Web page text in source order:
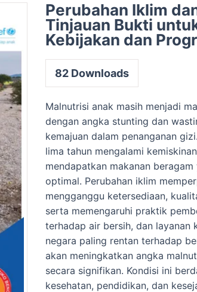
Perubahan Iklim
Tinjauan Bukti
Kebijakan dan
82 Downloads
Malnutrisi anak masih menjadi
dengan angka stunting dan
kemajuan dalam penanganan
lima tahun mengalami
mendapatkan makanan
optimal. Perubahan iklim
mengganggu ketersediaan,
serta memengaruhi praktik
terhadap air bersih, dan layanan
negara paling rentan terhadap
akan meningkatkan angka
secara signifikan. Kondisi ini
kesehatan, pendidikan, dan